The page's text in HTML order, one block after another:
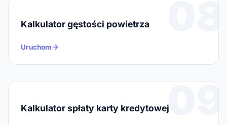
08
Kalkulator gęstości powietrza
Uruchom
09
Kalkulator spłaty karty kredytowej